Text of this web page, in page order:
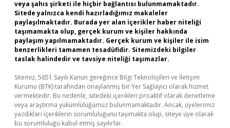
veya şahıs şirketi ile hiçbir bağlantısı bulunmamaktadır.
Sitede yalnızca kendi hazırladığımız makaleler
paylaşılmaktadır. Burada yer alan içerikler haber niteliği
taşımamakta olup, gerçek kurum ve kişiler hakkında
paylaşım yapılmamaktadır. Gerçek kurum ve kişiler ile isim
benzerlikleri tamamen tesadüfidir. Sitemizdeki bilgiler
taslak halindedir ve tavsiye niteliği taşımazlar.
Sitemiz, 5651 Sayılı Kanun gereğince Bilgi Teknolojileri ve İletişim
Kurumu (BTK) tarafından onaylanmış bir Yer Sağlayıcı olarak hizmet
vermektedir. Bu nedenle, sitedeki içerikleri proaktif olarak denetleme
veya araştırma yükümlülüğümüz bulunmamaktadır. Ancak, üyelerimiz
yazdıkları içeriklerin sorumluluğunu taşımakta olup, siteye üye olarak
bu sorumluluğu kabul etmiş sayılırlar.